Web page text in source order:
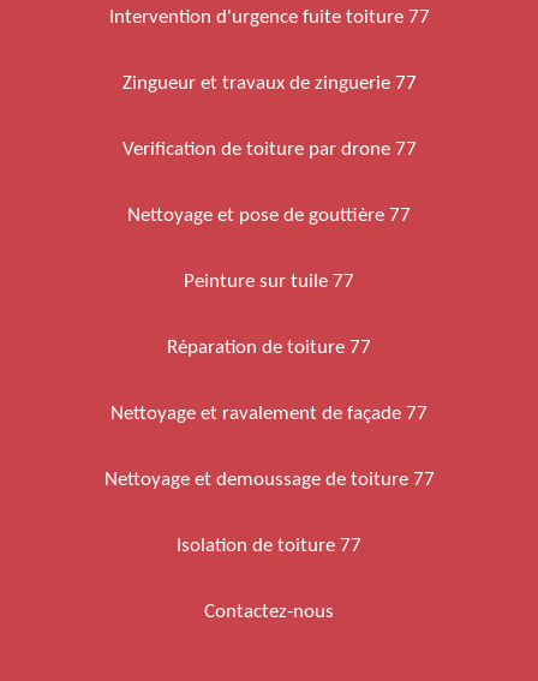
Intervention d'urgence fuite toiture 77
Zingueur et travaux de zinguerie 77
Verification de toiture par drone 77
Nettoyage et pose de gouttière 77
Peinture sur tuile 77
Réparation de toiture 77
Nettoyage et ravalement de façade 77
Nettoyage et demoussage de toiture 77
Isolation de toiture 77
Contactez-nous